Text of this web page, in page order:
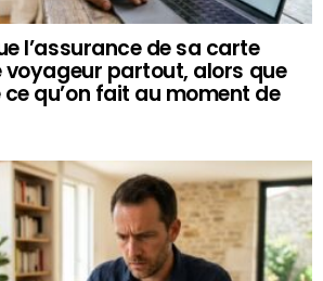
l’assurance de sa carte
voyageur partout, alors que
qu’on fait au moment de